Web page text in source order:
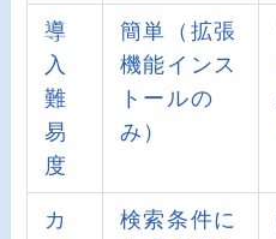
導
入
難
易
度
簡単（拡張
機能インス
トールの
み）
カ
検索条件に